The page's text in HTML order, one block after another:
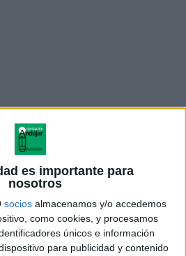
es importante para
nosotros
socios almacenamos y/o accedemos
como cookies, y procesamos
únicos e información
para publicidad y contenido
a contar en
preescolar